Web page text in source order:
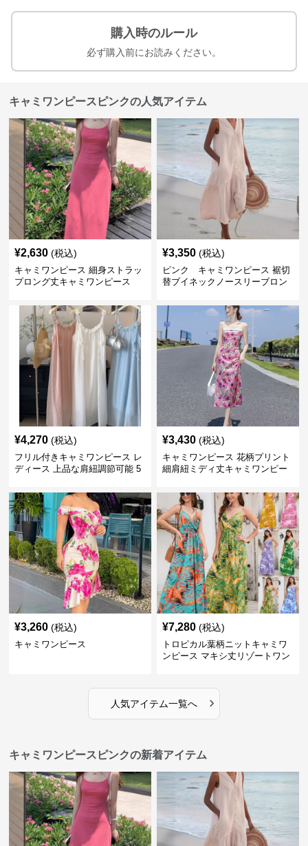
購入時のルール
必ず購入前にお読みください。
キャミワンピースピンクの人気アイテム
¥2,630 (税込)
キャミワンピース 細身ストラッ
プロング丈キャミワンピース
¥3,350 (税込)
ピンク キャミワンピース 裾切
替ブイネックノースリーブロン
¥4,270 (税込)
フリル付きキャミワンピース レ
ディース 上品な肩紐調節可能 5
¥3,430 (税込)
キャミワンピース 花柄プリント
細肩紐ミディ丈キャミワンピー
¥3,260 (税込)
キャミワンピース
¥7,280 (税込)
トロピカル葉柄ニットキャミワ
ンピース マキシ丈リゾートワン
人気アイテム一覧へ ›
キャミワンピースピンクの新着アイテム